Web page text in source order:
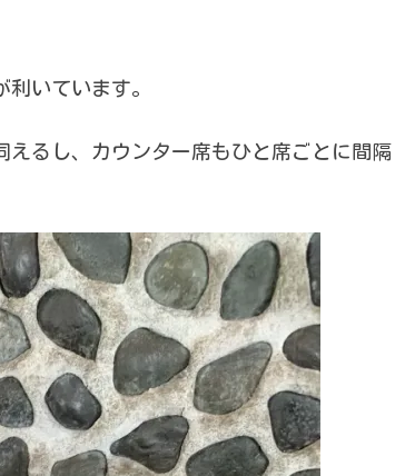
いています。
るし、カウンター席もひと席ごとに間隔